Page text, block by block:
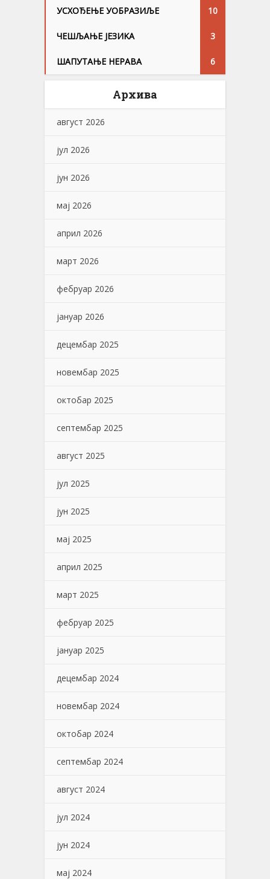
УСХОЂЕЊЕ УОБРАЗИЉЕ 10
ЧЕШЉАЊЕ ЈЕЗИKА 3
ШАПУТАЊЕ НЕРАВА 6
Архива
август 2026
јул 2026
јун 2026
мај 2026
април 2026
март 2026
фебруар 2026
јануар 2026
децембар 2025
новембар 2025
октобар 2025
септембар 2025
август 2025
јул 2025
јун 2025
мај 2025
април 2025
март 2025
фебруар 2025
јануар 2025
децембар 2024
новембар 2024
октобар 2024
септембар 2024
август 2024
јул 2024
јун 2024
мај 2024